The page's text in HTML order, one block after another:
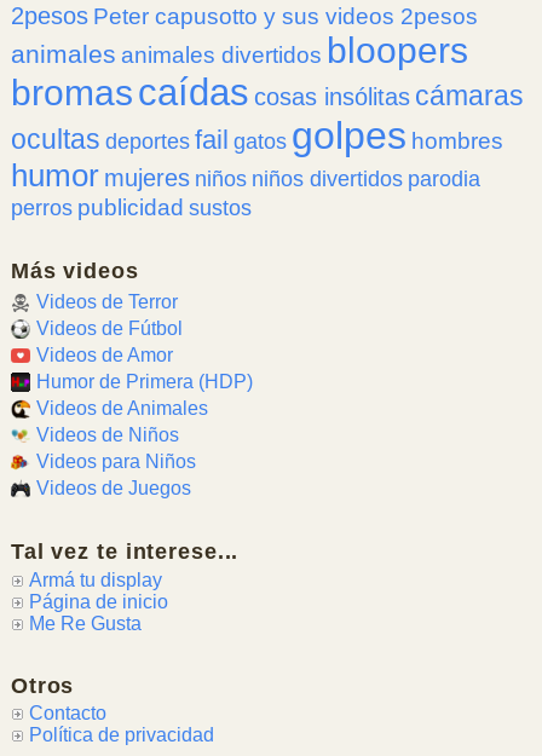
2pesos Peter capusotto y sus videos 2pesos
animales animales divertidos bloopers
bromascaídas cosas insólitas cámaras
ocultas deportes fail gatos golpes hombres
humor mujeres niños niños divertidos parodia
perros publicidad sustos
Más videos
Videos de Terror
Videos de Fútbol
Videos de Amor
Humor de Primera (HDP)
Videos de Animales
Videos de Niños
Videos para Niños
Videos de Juegos
Tal vez te interese...
Armá tu display
Página de inicio
Me Re Gusta
Otros
Contacto
Política de privacidad